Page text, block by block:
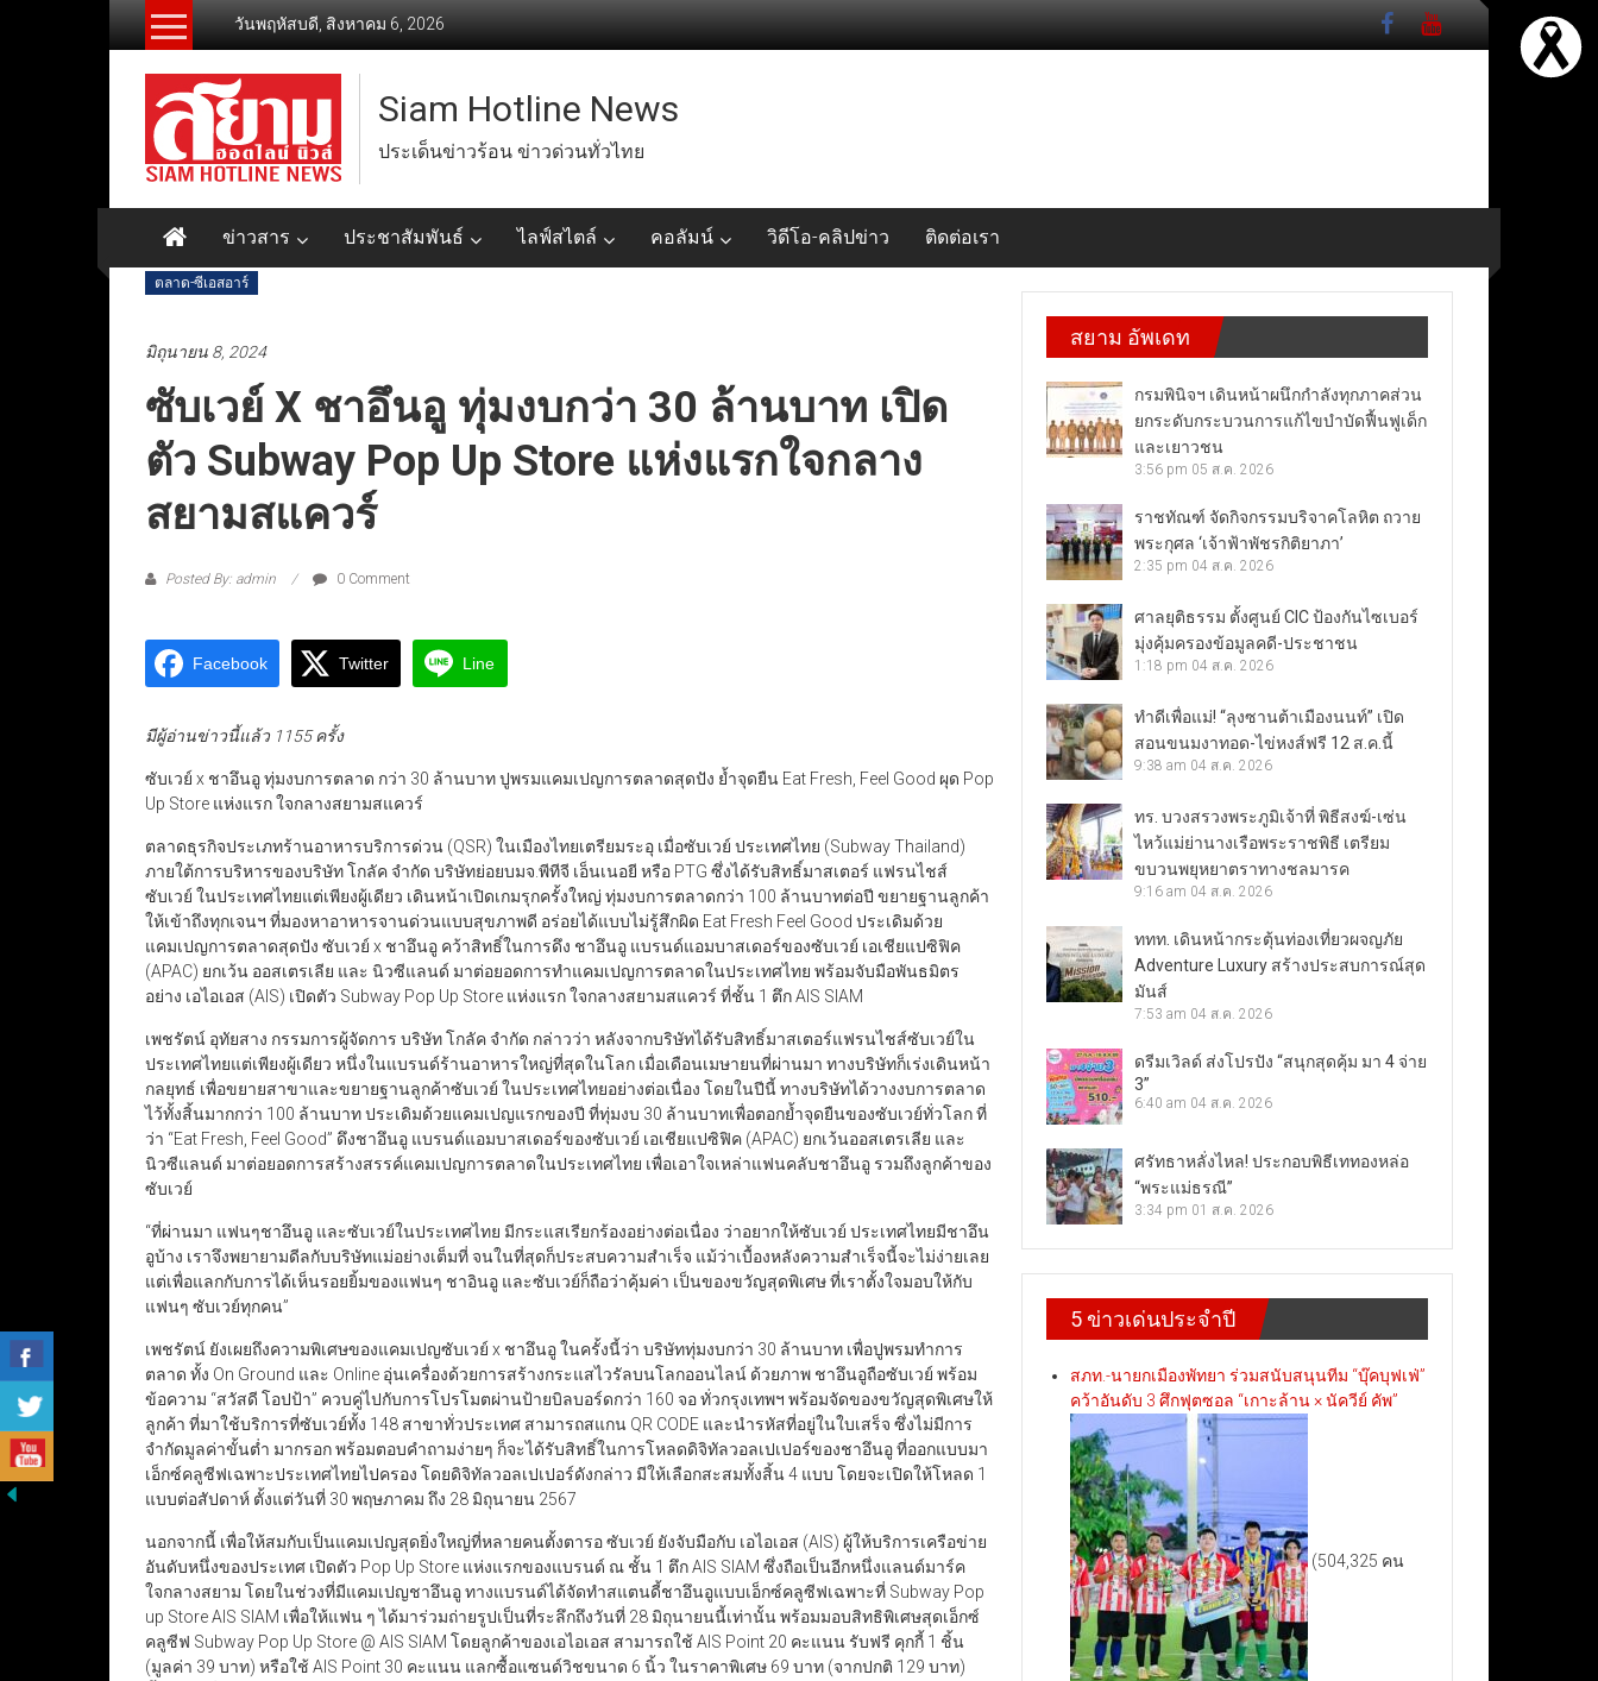
วันพฤหัสบดี, สิงหาคม 6, 2026
Siam Hotline News
ประเด็นข่าวร้อน ข่าวด่วนทั่วไทย
ข่าวสาร ประชาสัมพันธ์ ไลฟ์สไตล์ คอลัมน์ วิดีโอ-คลิปข่าว ติดต่อเรา
ตลาด-ซีเอสอาร์
มิถุนายน 8, 2024
ซับเวย์ X ชาอึนอู ทุ่มงบกว่า 30 ล้านบาท เปิด
ตัว Subway Pop Up Store แห่งแรกใจกลาง
สยามสแควร์
Posted By: admin 0 Comment
Facebook Twitter Line
มีผู้อ่านข่าวนี้แล้ว 1155 ครั้ง
ซับเวย์ x ชาอึนอู ทุ่มงบการตลาด กว่า 30 ล้านบาท ปูพรมแคมเปญการตลาดสุดปัง ย้ำจุดยืน Eat Fresh, Feel Good ผุด Pop
Up Store แห่งแรก ใจกลางสยามสแควร์
ตลาดธุรกิจประเภทร้านอาหารบริการด่วน (QSR) ในเมืองไทยเตรียมระอุ เมื่อซับเวย์ ประเทศไทย (Subway Thailand)
ภายใต้การบริหารของบริษัท โกลัค จำกัด บริษัทย่อยบมจ.พีทีจี เอ็นเนอยี หรือ PTG ซึ่งได้รับสิทธิ์มาสเตอร์ แฟรนไชส์
ซับเวย์ ในประเทศไทยแต่เพียงผู้เดียว เดินหน้าเปิดเกมรุกครั้งใหญ่ ทุ่มงบการตลาดกว่า 100 ล้านบาทต่อปี ขยายฐานลูกค้า
ให้เข้าถึงทุกเจนฯ ที่มองหาอาหารจานด่วนแบบสุขภาพดี อร่อยได้แบบไม่รู้สึกผิด Eat Fresh Feel Good ประเดิมด้วย
แคมเปญการตลาดสุดปัง ซับเวย์ x ชาอึนอู คว้าสิทธิ์ในการดึง ชาอึนอู แบรนด์แอมบาสเดอร์ของซับเวย์ เอเชียแปซิฟิค
(APAC) ยกเว้น ออสเตรเลีย และ นิวซีแลนด์ มาต่อยอดการทำแคมเปญการตลาดในประเทศไทย พร้อมจับมือพันธมิตร
อย่าง เอไอเอส (AIS) เปิดตัว Subway Pop Up Store แห่งแรก ใจกลางสยามสแควร์ ที่ชั้น 1 ตึก AIS SIAM
เพชรัตน์ อุทัยสาง กรรมการผู้จัดการ บริษัท โกลัค จำกัด กล่าวว่า หลังจากบริษัทได้รับสิทธิ์มาสเตอร์แฟรนไชส์ซับเวย์ใน
ประเทศไทยแต่เพียงผู้เดียว หนึ่งในแบรนด์ร้านอาหารใหญ่ที่สุดในโลก เมื่อเดือนเมษายนที่ผ่านมา ทางบริษัทก็เร่งเดินหน้า
กลยุทธ์ เพื่อขยายสาขาและขยายฐานลูกค้าซับเวย์ ในประเทศไทยอย่างต่อเนื่อง โดยในปีนี้ ทางบริษัทได้วางงบการตลาด
ไว้ทั้งสิ้นมากกว่า 100 ล้านบาท ประเดิมด้วยแคมเปญแรกของปี ที่ทุ่มงบ 30 ล้านบาทเพื่อตอกย้ำจุดยืนของซับเวย์ทั่วโลก ที่
ว่า “Eat Fresh, Feel Good” ดึงชาอึนอู แบรนด์แอมบาสเดอร์ของซับเวย์ เอเชียแปซิฟิค (APAC) ยกเว้นออสเตรเลีย และ
นิวซีแลนด์ มาต่อยอดการสร้างสรรค์แคมเปญการตลาดในประเทศไทย เพื่อเอาใจเหล่าแฟนคลับชาอึนอู รวมถึงลูกค้าของ
ซับเวย์
“ที่ผ่านมา แฟนๆชาอึนอู และซับเวย์ในประเทศไทย มีกระแสเรียกร้องอย่างต่อเนื่อง ว่าอยากให้ซับเวย์ ประเทศไทยมีชาอึน
อูบ้าง เราจึงพยายามดีลกับบริษัทแม่อย่างเต็มที่ จนในที่สุดก็ประสบความสำเร็จ แม้ว่าเบื้องหลังความสำเร็จนี้จะไม่ง่ายเลย
แต่เพื่อแลกกับการได้เห็นรอยยิ้มของแฟนๆ ชาอินอู และซับเวย์ก็ถือว่าคุ้มค่า เป็นของขวัญสุดพิเศษ ที่เราตั้งใจมอบให้กับ
แฟนๆ ซับเวย์ทุกคน”
เพชรัตน์ ยังเผยถึงความพิเศษของแคมเปญซับเวย์ x ชาอึนอู ในครั้งนี้ว่า บริษัททุ่มงบกว่า 30 ล้านบาท เพื่อปูพรมทำการ
ตลาด ทั้ง On Ground และ Online อุ่นเครื่องด้วยการสร้างกระแสไวรัลบนโลกออนไลน์ ด้วยภาพ ชาอึนอูถือซับเวย์ พร้อม
ข้อความ “สวัสดี โอปป้า” ควบคู่ไปกับการโปรโมตผ่านป้ายบิลบอร์ดกว่า 160 จอ ทั่วกรุงเทพฯ พร้อมจัดของขวัญสุดพิเศษให้
ลูกค้า ที่มาใช้บริการที่ซับเวย์ทั้ง 148 สาขาทั่วประเทศ สามารถสแกน QR CODE และนำรหัสที่อยู่ในใบเสร็จ ซึ่งไม่มีการ
จำกัดมูลค่าขั้นต่ำ มากรอก พร้อมตอบคำถามง่ายๆ ก็จะได้รับสิทธิ์ในการโหลดดิจิทัลวอลเปเปอร์ของชาอึนอู ที่ออกแบบมา
เอ็กซ์คลูซีฟเฉพาะประเทศไทยไปครอง โดยดิจิทัลวอลเปเปอร์ดังกล่าว มีให้เลือกสะสมทั้งสิ้น 4 แบบ โดยจะเปิดให้โหลด 1
แบบต่อสัปดาห์ ตั้งแต่วันที่ 30 พฤษภาคม ถึง 28 มิถุนายน 2567
นอกจากนี้ เพื่อให้สมกับเป็นแคมเปญสุดยิ่งใหญ่ที่หลายคนตั้งตารอ ​ซับเวย์ ยังจับมือกับ เอไอเอส (AIS) ผู้ให้บริการเครือข่าย
อันดับหนึ่งของประเทศ เปิดตัว Pop Up Store แห่งแรกของแบรนด์ ณ ชั้น 1 ตึก AIS SIAM ซึ่งถือเป็นอีกหนึ่งแลนด์มาร์ค
ใจกลางสยาม โดยในช่วงที่มีแคมเปญชาอึนอู ทางแบรนด์ได้จัดทำสแตนดี้ชาอึนอูแบบเอ็กซ์คลูซีฟเฉพาะที่ Subway Pop
up Store AIS SIAM เพื่อให้แฟน ๆ ได้มาร่วมถ่ายรูปเป็นที่ระลึกถึงวันที่ 28 มิถุนายนนี้เท่านั้น พร้อมมอบสิทธิพิเศษสุดเอ็กซ์
คลูซีฟ Subway Pop Up Store @ AIS SIAM โดยลูกค้าของเอไอเอส สามารถใช้ AIS Point 20 คะแนน รับฟรี คุกกี้ 1 ชิ้น
(มูลค่า 39 บาท) หรือใช้ AIS Point 30 คะแนน แลกซื้อแซนด์วิชขนาด 6 นิ้ว ในราคาพิเศษ 69 บาท (จากปกติ 129 บาท)
สยาม อัพเดท
กรมพินิจฯ เดินหน้าผนึกกำลังทุกภาคส่วน
ยกระดับกระบวนการแก้ไขบำบัดฟื้นฟูเด็ก
และเยาวชน
3:56 pm 05 ส.ค. 2026
ราชทัณฑ์ จัดกิจกรรมบริจาคโลหิต ถวาย
พระกุศล ‘เจ้าฟ้าพัชรกิติยาภา’
2:35 pm 04 ส.ค. 2026
ศาลยุติธรรม ตั้งศูนย์ CIC ป้องกันไซเบอร์
มุ่งคุ้มครองข้อมูลคดี-ประชาชน
1:18 pm 04 ส.ค. 2026
ทำดีเพื่อแม่! “ลุงซานต้าเมืองนนท์” เปิด
สอนขนมงาทอด-ไข่หงส์ฟรี 12 ส.ค.นี้
9:38 am 04 ส.ค. 2026
ทร. บวงสรวงพระภูมิเจ้าที่ พิธีสงฆ์-เซ่น
ไหว้แม่ย่านางเรือพระราชพิธี เตรียม
ขบวนพยุหยาตราทางชลมารค
9:16 am 04 ส.ค. 2026
ททท. เดินหน้ากระตุ้นท่องเที่ยวผจญภัย
Adventure Luxury สร้างประสบการณ์สุด
มันส์
7:53 am 04 ส.ค. 2026
ดรีมเวิลด์ ส่งโปรปัง “สนุกสุดคุ้ม มา 4 จ่าย
3”
6:40 am 04 ส.ค. 2026
ศรัทธาหลั่งไหล! ประกอบพิธีเททองหล่อ
“พระแม่ธรณี”
3:34 pm 01 ส.ค. 2026
5 ข่าวเด่นประจำปี
สภท.-นายกเมืองพัทยา ร่วมสนับสนุนทีม “บุ๊คบุฟเฟ่”
คว้าอันดับ 3 ศึกฟุตซอล “เกาะล้าน × นัควีย์ คัพ”
(504,325 คน